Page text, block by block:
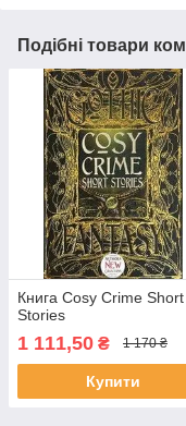
Подібні товари
Книга Cosy Crime Short
Stories
1 111,50 ₴ 1 170 ₴
Купити